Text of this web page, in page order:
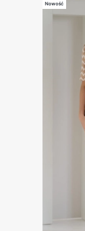
Nowość